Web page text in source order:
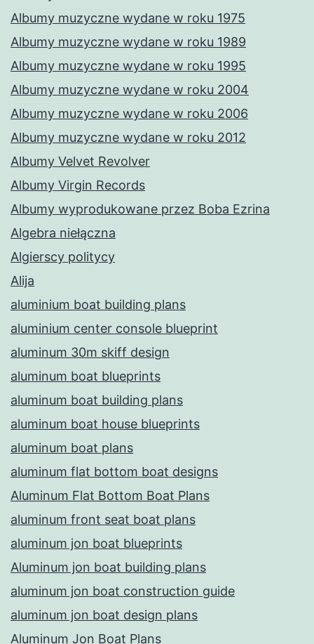
Albumy muzyczne wydane w roku 1975
Albumy muzyczne wydane w roku 1989
Albumy muzyczne wydane w roku 1995
Albumy muzyczne wydane w roku 2004
Albumy muzyczne wydane w roku 2006
Albumy muzyczne wydane w roku 2012
Albumy Velvet Revolver
Albumy Virgin Records
Albumy wyprodukowane przez Boba Ezrina
Algebra niełączna
Algierscy politycy
Alija
aluminium boat building plans
aluminium center console blueprint
aluminum 30m skiff design
aluminum boat blueprints
aluminum boat building plans
aluminum boat house blueprints
aluminum boat plans
aluminum flat bottom boat designs
Aluminum Flat Bottom Boat Plans
aluminum front seat boat plans
aluminum jon boat blueprints
Aluminum jon boat building plans
aluminum jon boat construction guide
aluminum jon boat design plans
Aluminum Jon Boat Plans